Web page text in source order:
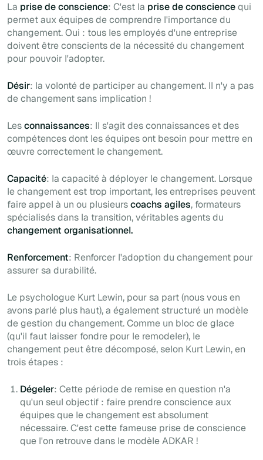
La prise de conscience: C'est la prise de consciencequi
permet aux équipes de comprendre l'importance du
changement. Oui : tous les employés d'une entreprise
doivent être conscients de la nécessité du changement
pour pouvoir l'adopter.
Désir: la volonté de participer au changement. Il n'y a pas
de changement sans implication !
Lesconnaissances: Il s'agit des connaissances et des
compétences dont les équipes ont besoin pour mettre en
œuvre correctement le changement.
Capacité: la capacité à déployer le changement. Lorsque
le changement est trop important, les entreprises peuvent
faire appel à un ou plusieurscoachs agiles, formateurs
spécialisés dans la transition, véritables agents du
changement organisationnel.
Renforcement: Renforcer l'adoption du changement pour
assurer sa durabilité.
Le psychologue Kurt Lewin, pour sa part (nous vous en
avons parlé plus haut), a également structuré un modèle
de gestion du changement. Comme un bloc de glace
(qu'il faut laisser fondre pour le remodeler), le
changement peut être décomposé, selon Kurt Lewin, en
trois étapes :
Dégeler: Cette période de remise en question n'a
qu'un seul objectif : faire prendre conscience aux
équipes que le changement est absolument
nécessaire. C'est cette fameuse prise de conscience
que l'on retrouve dans le modèle ADKAR !